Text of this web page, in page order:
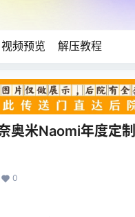
视频预览 解压教程
奥米Naomi年度定
0